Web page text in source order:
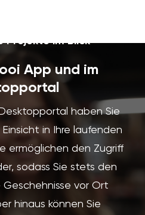
Projekte im Blick
App und im
haben Sie
in Ihre laufenden
ermöglichen den Zugriff
sodass Sie stets den
Geschehnisse vor Ort
hinaus können Sie